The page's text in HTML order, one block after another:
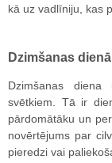
kā uz vadlīniju, kas
Dzimšanas
Dzimšanas
svētkiem. Tā ir
pārdomātāku un
novērtējums par
pieredzi vai